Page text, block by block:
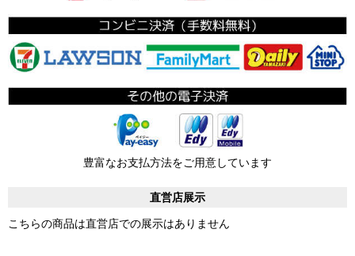
豊富なお支払方法をご用意しています
直営店展示
こちらの商品は直営店での展示はありません